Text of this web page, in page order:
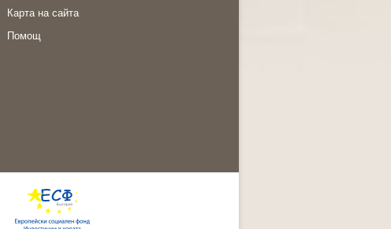
Карта на сайта
Помощ